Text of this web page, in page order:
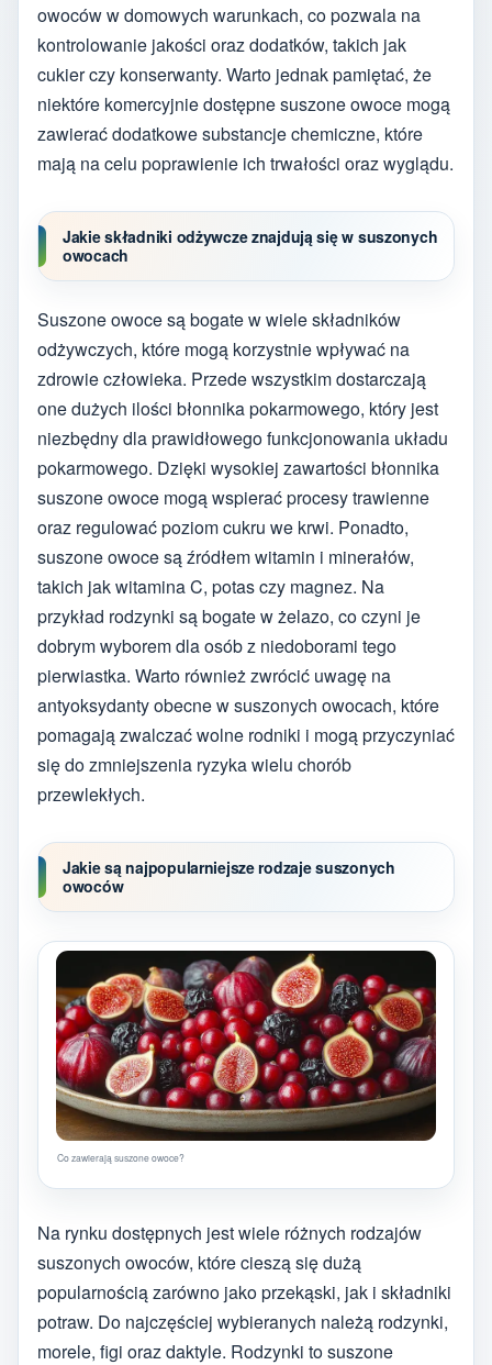
owoców w domowych warunkach, co pozwala na
kontrolowanie jakości oraz dodatków, takich jak
cukier czy konserwanty. Warto jednak pamiętać, że
niektóre komercyjnie dostępne suszone owoce mogą
zawierać dodatkowe substancje chemiczne, które
mają na celu poprawienie ich trwałości oraz wyglądu.
Jakie składniki odżywcze znajdują się w suszonych
owocach
Suszone owoce są bogate w wiele składników
odżywczych, które mogą korzystnie wpływać na
zdrowie człowieka. Przede wszystkim dostarczają
one dużych ilości błonnika pokarmowego, który jest
niezbędny dla prawidłowego funkcjonowania układu
pokarmowego. Dzięki wysokiej zawartości błonnika
suszone owoce mogą wspierać procesy trawienne
oraz regulować poziom cukru we krwi. Ponadto,
suszone owoce są źródłem witamin i minerałów,
takich jak witamina C, potas czy magnez. Na
przykład rodzynki są bogate w żelazo, co czyni je
dobrym wyborem dla osób z niedoborami tego
pierwiastka. Warto również zwrócić uwagę na
antyoksydanty obecne w suszonych owocach, które
pomagają zwalczać wolne rodniki i mogą przyczyniać
się do zmniejszenia ryzyka wielu chorób
przewlekłych.
Jakie są najpopularniejsze rodzaje suszonych
owoców
Co zawierają suszone owoce?
Na rynku dostępnych jest wiele różnych rodzajów
suszonych owoców, które cieszą się dużą
popularnością zarówno jako przekąski, jak i składniki
potraw. Do najczęściej wybieranych należą rodzynki,
morele, figi oraz daktyle. Rodzynki to suszone